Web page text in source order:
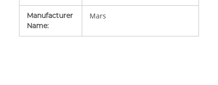
Manufacturer
Name:
Mars